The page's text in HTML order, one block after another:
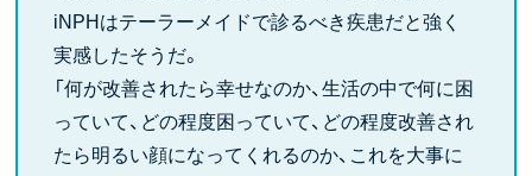
iNPHはテーラーメイドで診るべき疾患だと強く
実感したそうだ。
「何が改善されたら幸せなのか、生活の中で何に困
っていて、どの程度困っていて、どの程度改善され
たら明るい顔になってくれるのか、これを大事に